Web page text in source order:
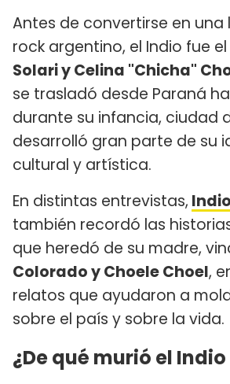
Antes de convertirse en una
rock argentino, el Indio fue
Solari y Celina "Chicha"
se trasladó desde Paraná
durante su infancia, ciudad
desarrolló gran parte de su
cultural y artística.
En distintas entrevistas,
también recordó las
que heredó de su madre,
Colorado y Choele Choel,
relatos que ayudaron a
sobre el país y sobre la vida.
¿De qué murió el